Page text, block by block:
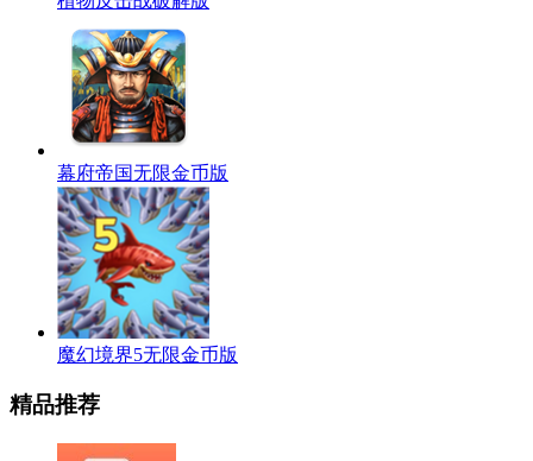
幕府帝国无限金币版
魔幻境界5无限金币版
精品推荐